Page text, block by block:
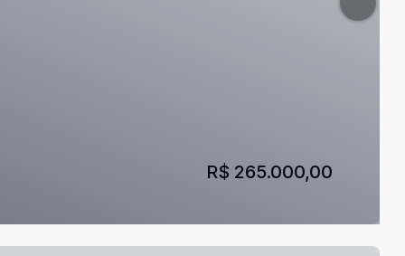
R$ 265.000,00